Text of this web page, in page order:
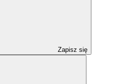
Zapisz się